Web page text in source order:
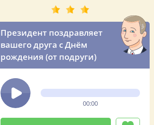
Президент поздравляет
вашего друга с Днём
рождения (от подруги)
00:00